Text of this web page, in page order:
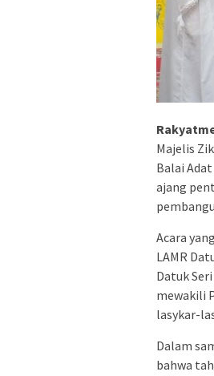
Majelis
Balai
ajang
Acara
LAMR
Datuk
mewakili
lasykar-
Dalam
bahwa